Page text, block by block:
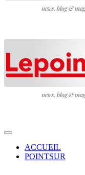
ACCUEIL
POINTSUR